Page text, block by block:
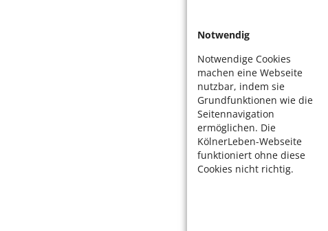
Notwendig
Notwendige Cookies
machen eine Webseite
nutzbar, indem sie
Grundfunktionen wie die
Seitennavigation
ermöglichen. Die
KölnerLeben-Webseite
funktioniert ohne diese
Cookies nicht richtig.